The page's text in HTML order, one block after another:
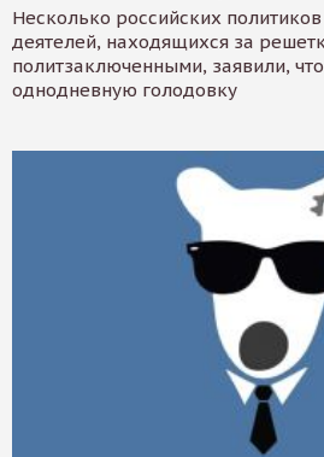
Несколько российских
деятелей, находящихся за
политзаключенными, заявили,
однодневную голодовку